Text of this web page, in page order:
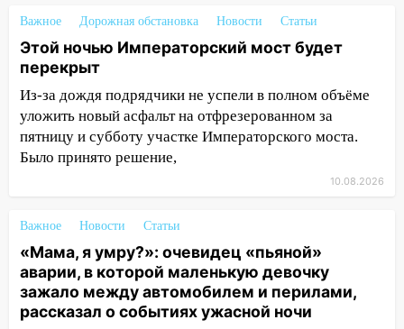
05:00
Боль, скованность и старение
дисков: как повседневные привычки
незаметно разрушают наш позвоночник
03:00 День скрытых ловушек и
внезапных подарков судьбы: гороскоп
на 10 августа
моста утопили автомобиль «Вольво»
20:20 Итоги 9 августа в Ульяновской
области: разгул стихии, поиски
человека на Волге и транспортный
коллапс
Важное Дорожная обстановка Новости Статьи
Этой ночью Императорский мост будет
перекрыт
Из-за дождя подрядчики не успели в полном объёме
уложить новый асфальт на отфрезерованном за
пятницу и субботу участке Императорского моста.
Было принято решение,
10.08.2026
Важное Новости Статьи
«Мама, я умру?»: очевидец «пьяной»
аварии, в которой маленькую девочку
зажало между автомобилем и перилами,
рассказал о событиях ужасной ночи